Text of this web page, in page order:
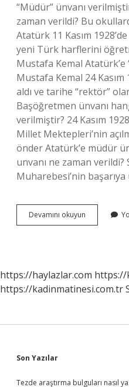
“Müdür” ünvanı
zaman verildi? Bu
Atatürk 11 Kasım
yeni Türk harflerini
Mustafa Kemal Atatürk’e
Mustafa Kemal 24 Kasım
aldı ve tarihe “rektör”
Başöğretmen ünvanı
verilmiştir? 24 Kasım
Millet Mektepleri’nin
önder Atatürk’e müdür
unvanı ne zaman verildi?
Muharebesi’nin başarıya
Devamını okuyun Başöğretmen
Unvanını
https://haylazlar.com https://
https://kadinmatinesi.com.tr
Sidebar
Son Yazılar
Tezde araştırma bulguları nasıl